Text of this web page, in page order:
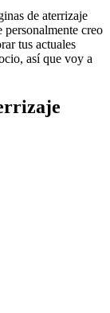
de aterrizaje
creo
tus actuales
así que voy a